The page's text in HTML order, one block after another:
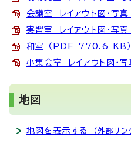
会議室 レイアウト図・
実習室 レイアウト図・
和室 （PDF 770.6 KB）
小集会室 レイアウト図
地図
地図を表示する （外部リン